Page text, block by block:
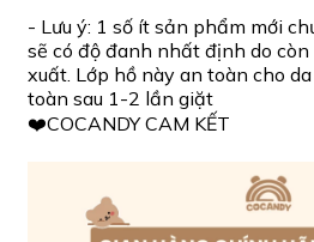
- Lưu ý: 1 số ít sản phẩm mới
sẽ có độ đanh nhất định do
xuất. Lớp hồ này an toàn cho
toàn sau 1-2 lần giặt
❤️COCANDY CAM KẾT